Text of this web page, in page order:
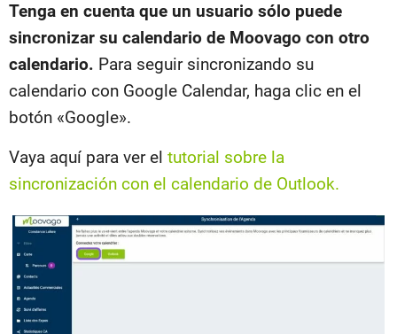
Tenga en cuenta que un usuario sólo puede
sincronizar su calendario de Moovago con otro
calendario. Para seguir sincronizando su
calendario con Google Calendar, haga clic en el
botón «Google».
Vaya aquí para ver el tutorial sobre la
sincronización con el calendario de Outlook.